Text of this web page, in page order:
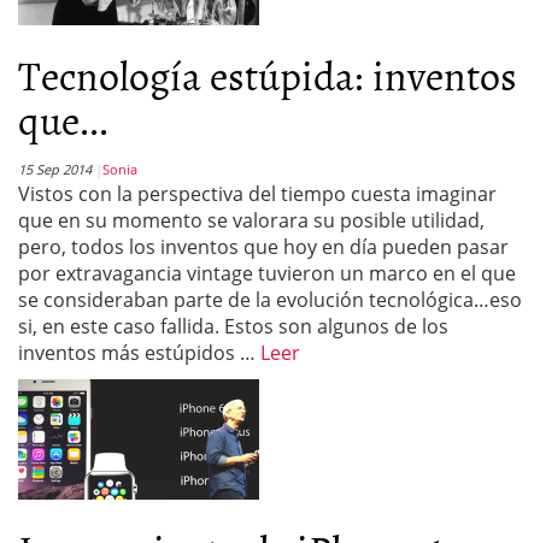
Tecnología estúpida: inventos
que...
15 Sep 2014 Sonia
Vistos con la perspectiva del tiempo cuesta imaginar
que en su momento se valorara su posible utilidad,
pero, todos los inventos que hoy en día pueden pasar
por extravagancia vintage tuvieron un marco en el que
se consideraban parte de la evolución tecnológica…eso
si, en este caso fallida. Estos son algunos de los
inventos más estúpidos … Leer